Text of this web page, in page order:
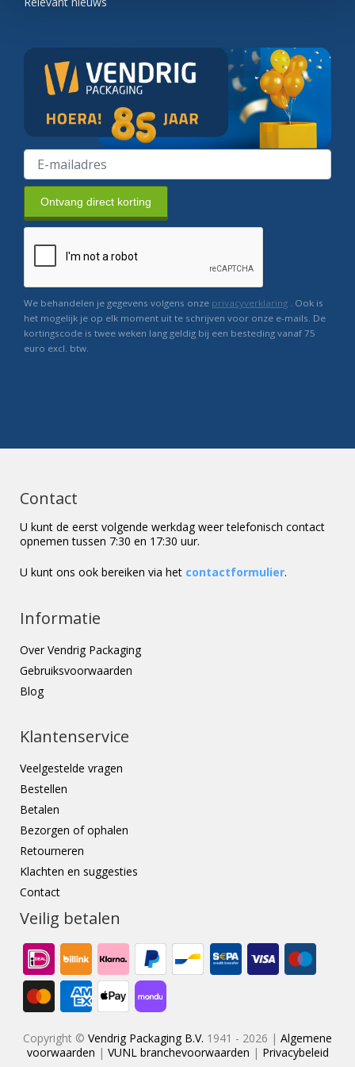
Ontvang direct korting
We behandelen je gegevens volgens onze privacyverklaring . Ook is
het mogelijk je op elk moment uit te schrijven voor onze e-mails. De
kortingscode is twee weken lang geldig bij een besteding vanaf 75
euro excl. btw.
Contact
U kunt de eerst volgende werkdag weer telefonisch contact
opnemen tussen 7:30 en 17:30 uur.
U kunt ons ook bereiken via het contactformulier.
Informatie
Over Vendrig Packaging
Gebruiksvoorwaarden
Blog
Klantenservice
Veelgestelde vragen
Bestellen
Betalen
Bezorgen of ophalen
Retourneren
Klachten en suggesties
Contact
Veilig betalen
Copyright © Vendrig Packaging B.V. 1941 - 2026 | Algemene
voorwaarden | VUNL branchevoorwaarden | Privacybeleid